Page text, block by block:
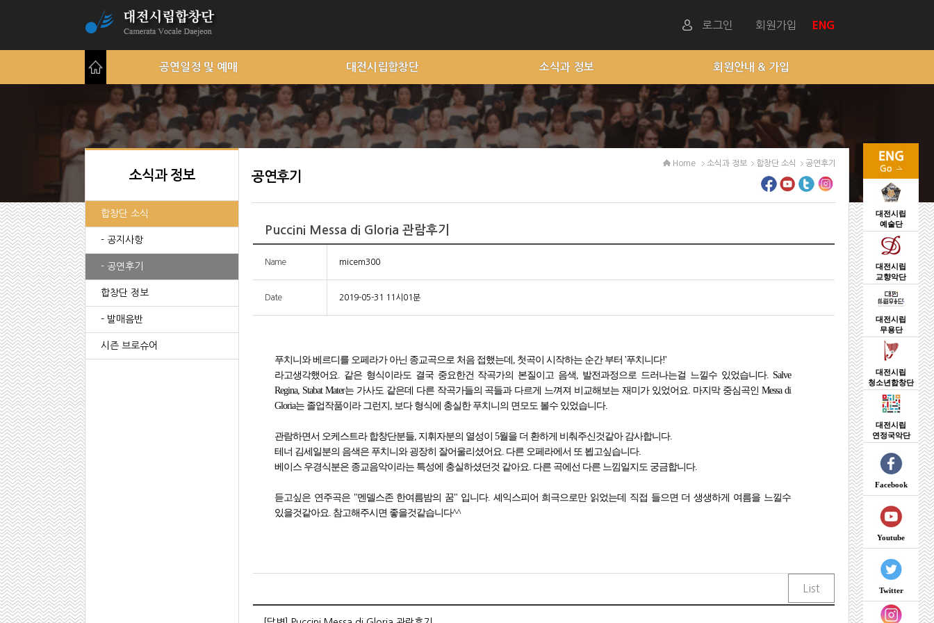
로그인 회원가입 ENG
대전시립
예술단
대전시립
교향악단
대전시립
무용단
대전시립
청소년합창단
대전시립
연정국악단
Facebook
Youtube
Twitter
공연일정 및 예매 대전시립합창단 소식과 정보 회원안내 & 가입
소식과 정보
합창단 소식
- 공지사항
- 공연후기
합창단 정보
- 발매음반
시즌 브로슈어
공연후기
Home 소식과 정보 합창단 소식 공연후기
Puccini Messa di Gloria 관람후기
Name micem300
Date 2019-05-31 11시01분
푸치니와 베르디를 오페라가 아닌 종교곡으로 처음 접했는데, 첫곡이 시작하는 순간 부터 '푸치니다!'
라고생각했어요. 같은 형식이라도 결국 중요한건 작곡가의 본질이고 음색, 발전과정으로 드러나는걸 느낄수 있었습니다. Salve
Regina, Stabat Mater는 가사도 같은데 다른 작곡가들의 곡들과 다르게 느껴져 비교해보는 재미가 있었어요. 마지막 중심곡인 Messa di
Gloria는 졸업작품이라 그런지, 보다 형식에 충실한 푸치니의 면모도 볼수 있었습니다.
관람하면서 오케스트라 합창단분들, 지휘자분의 열성이 5월을 더 환하게 비춰주신것같아 감사합니다.
테너 김세일분의 음색은 푸치니와 굉장히 잘어울리셨어요. 다른 오페라에서 또 뵙고싶습니다.
베이스 우경식분은 종교음악이라는 특성에 충실하셨던것 같아요. 다른 곡에선 다른 느낌일지도 궁금합니다.
듣고싶은 연주곡은 "멘델스존 한여름밤의 꿈" 입니다. 셰익스피어 희극으로만 읽었는데 직접 들으면 더 생생하게 여름을 느낄수
있을것같아요. 참고해주시면 좋을것같습니다^^